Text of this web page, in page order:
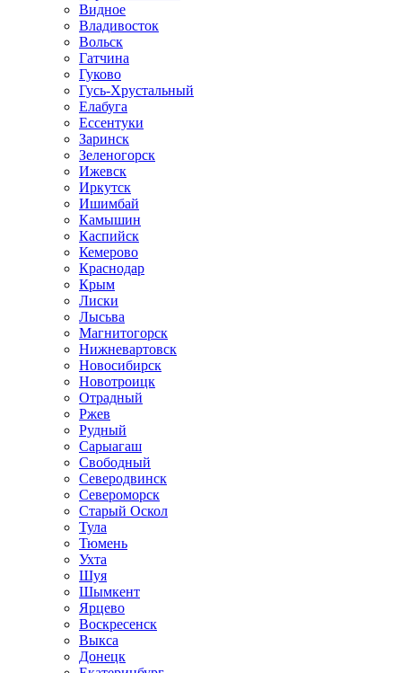
Видное
Владивосток
Вольск
Гатчина
Гуково
Гусь-Хрустальный
Елабуга
Ессентуки
Заринск
Зеленогорск
Ижевск
Иркутск
Ишимбай
Камышин
Каспийск
Кемерово
Краснодар
Крым
Лиски
Лысьва
Магнитогорск
Нижневартовск
Новосибирск
Новотроицк
Отрадный
Ржев
Рудный
Сарыагаш
Свободный
Северодвинск
Североморск
Старый Оскол
Тула
Тюмень
Ухта
Шуя
Шымкент
Ярцево
Воскресенск
Выкса
Донецк